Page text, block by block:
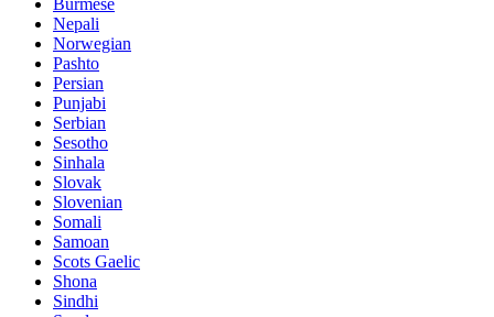
Burmese
Nepali
Norwegian
Pashto
Persian
Punjabi
Serbian
Sesotho
Sinhala
Slovak
Slovenian
Somali
Samoan
Scots Gaelic
Shona
Sindhi